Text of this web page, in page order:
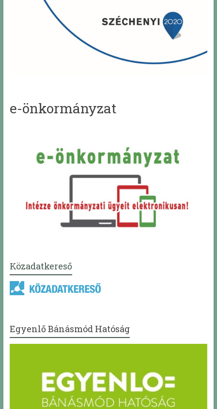
e-önkormányzat
Közadatkereső
Egyenlő Bánásmód Hatóság